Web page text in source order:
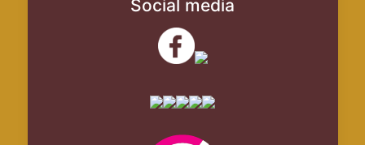
Social media